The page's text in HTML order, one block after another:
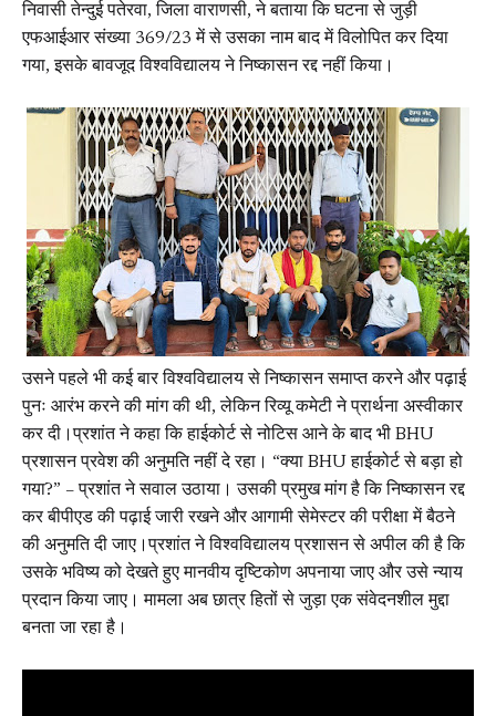
निवासी तेन्दुई पतेरवा, जिला वाराणसी, ने बताया कि घटना से जुड़ी
एफआईआर संख्या 369/23 में से उसका नाम बाद में विलोपित कर दिया
गया, इसके बावजूद विश्वविद्यालय ने निष्कासन रद्द नहीं किया।
उसने पहले भी कई बार विश्वविद्यालय से निष्कासन समाप्त करने और पढ़ाई
पुनः आरंभ करने की मांग की थी, लेकिन रिव्यू कमेटी ने प्रार्थना अस्वीकार
कर दी।प्रशांत ने कहा कि हाईकोर्ट से नोटिस आने के बाद भी BHU
प्रशासन प्रवेश की अनुमति नहीं दे रहा। “क्या BHU हाईकोर्ट से बड़ा हो
गया?” – प्रशांत ने सवाल उठाया। उसकी प्रमुख मांग है कि निष्कासन रद्द
कर बीपीएड की पढ़ाई जारी रखने और आगामी सेमेस्टर की परीक्षा में बैठने
की अनुमति दी जाए।प्रशांत ने विश्वविद्यालय प्रशासन से अपील की है कि
उसके भविष्य को देखते हुए मानवीय दृष्टिकोण अपनाया जाए और उसे न्याय
प्रदान किया जाए। मामला अब छात्र हितों से जुड़ा एक संवेदनशील मुद्दा
बनता जा रहा है।